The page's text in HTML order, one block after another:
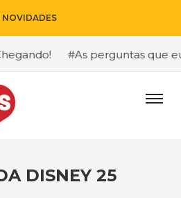
NOVIDADES
#As perguntas que eu
DISNEY 25